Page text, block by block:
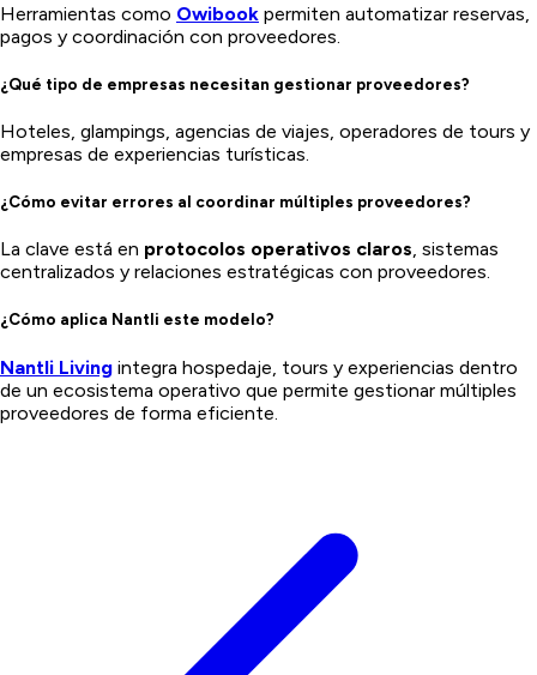
Herramientas como Owibook permiten automatizar reservas,
pagos y coordinación con proveedores.
¿Qué tipo de empresas necesitan gestionar proveedores?
Hoteles, glampings, agencias de viajes, operadores de tours y
empresas de experiencias turísticas.
¿Cómo evitar errores al coordinar múltiples proveedores?
La clave está en protocolos operativos claros, sistemas
centralizados y relaciones estratégicas con proveedores.
¿Cómo aplica Nantli este modelo?
Nantli Living integra hospedaje, tours y experiencias dentro
de un ecosistema operativo que permite gestionar múltiples
proveedores de forma eficiente.